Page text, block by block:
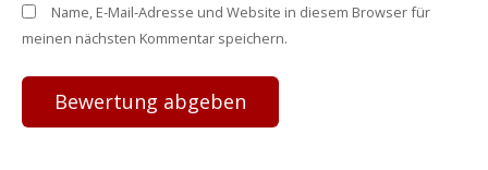
Name, E-Mail-Adresse und Website in diesem Browser für
meinen nächsten Kommentar speichern.